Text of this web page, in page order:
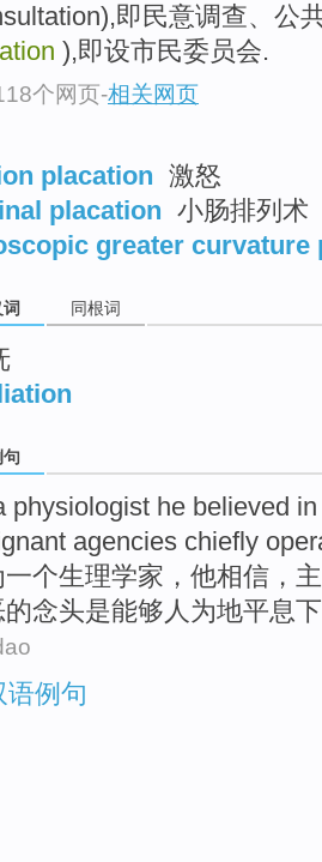
即民意调查、公
),即设市民委员会.
个网页-相关网页
placation 激怒
placation 小肠排列术
greater curvature
同根词
physiologist he believed in
agencies chiefly
一个生理学家 ， 他相信 ，
念头是能够人为地平息
语例句